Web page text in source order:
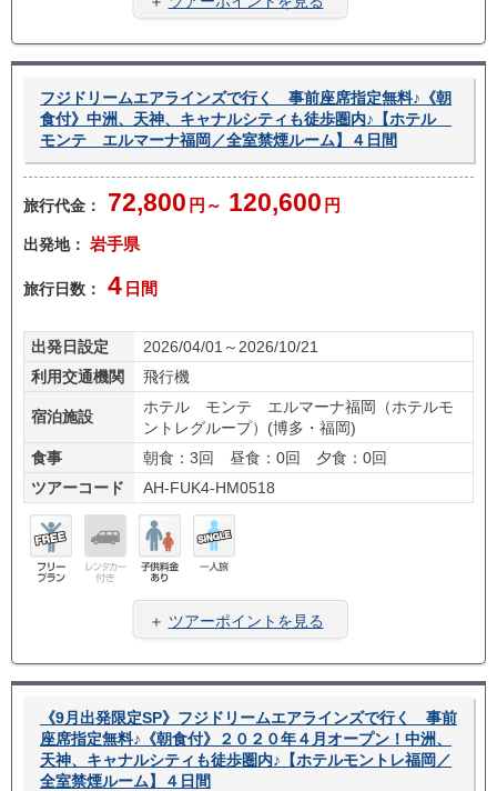
フジドリームエアラインズで行く 事前座席指定無料♪《朝
食付》中洲、天神、キャナルシティも徒歩圏内♪【ホテル
モンテ エルマーナ福岡／全室禁煙ルーム】４日間
旅行代金： 72,800 円～ 120,600 円
出発地： 岩手県
旅行日数： 4 日間
出発日設定
2026/04/01～2026/10/21
利用交通機関
飛行機
宿泊施設
ホテル モンテ エルマーナ福岡（ホテルモ
ントレグループ）(博多・福岡)
食事
朝食：3回 昼食：0回 夕食：0回
ツアーコード
AH-FUK4-HM0518
料金
旅
＋ ツアーポイントを見る
《9月出発限定SP》フジドリームエアラインズで行く 事前
座席指定無料♪《朝食付》２０２０年４月オープン！中洲、
天神、キャナルシティも徒歩圏内♪【ホテルモントレ福岡／
全室禁煙ルーム】４日間